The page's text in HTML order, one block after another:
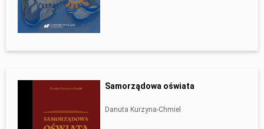
Samorządowa oświata
Danuta Kurzyna-Chmiel